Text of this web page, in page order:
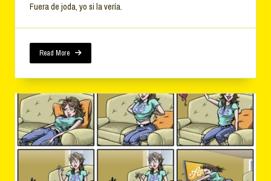
Fuera de joda, yo si la vería.
Read More